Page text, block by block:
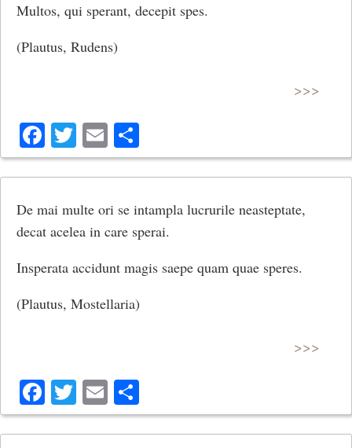
Multos, qui sperant, decepit spes.
(Plautus, Rudens)
>>>
Facebook
Twitter
Email
De mai multe ori se intampla lucrurile neasteptate,
decat acelea in care sperai.
Insperata accidunt magis saepe quam quae speres.
(Plautus, Mostellaria)
>>>
Facebook
Twitter
Email